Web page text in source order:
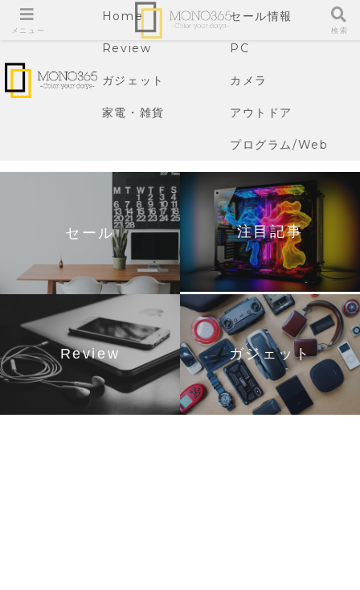
Home セール情報
Review PC
ガジェット カメラ
家電・雑貨 アウトドア
プログラム/Web
セール 注目記事
Review ガジェット
メニュー 検索